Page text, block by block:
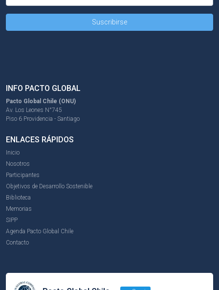
INFO PACTO GLOBAL
Pacto Global Chile (ONU)
Av. Los Leones N°745
Piso 6 Providencia - Santiago
ENLACES RÁPIDOS
Inicio
Nosotros
Participantes
Objetivos de Desarrollo Sostenible
Biblioteca
Memorias
SIPP
Agenda Pacto Global Chile
Contacto